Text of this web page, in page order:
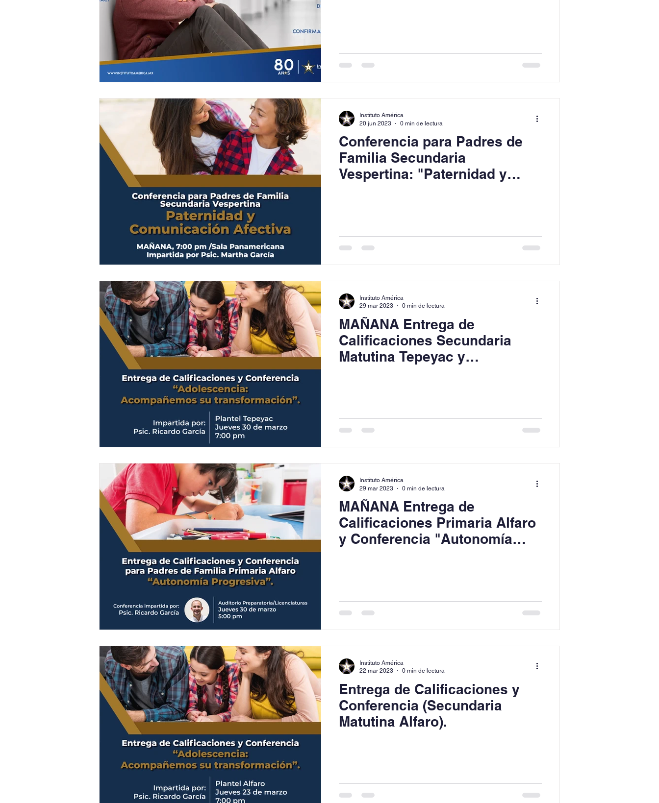
Conferencia para Padres de
Familia Secundaria
Vespertina: "Paternidad y
Instituto América
20 jun 2023
0 min de lectura
MAÑANA Entrega de
Calificaciones Secundaria
Matutina Tepeyac y
Instituto América
29 mar 2023
0 min de lectura
MAÑANA Entrega de
Calificaciones Primaria Alfaro
y Conferencia "Autonomía
Instituto América
29 mar 2023
0 min de lectura
Entrega de Calificaciones y
Conferencia (Secundaria
Matutina Alfaro).
Instituto América
22 mar 2023
0 min de lectura